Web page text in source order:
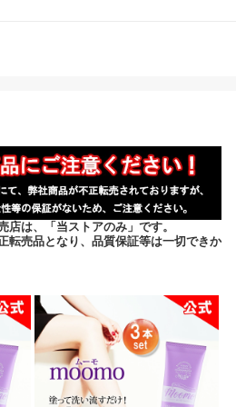
は、「当ストアのみ」です。
転売品となり、品質保証等は一切できか